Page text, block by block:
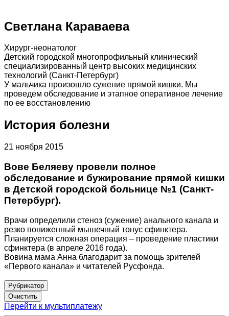
Светлана Караваева
Хирург-неонатолог
Детский городской многопрофильный клинический
специализированный центр высоких медицинских
технологий (Санкт-Петербург)
У мальчика произошло сужение прямой кишки. Мы
проведем обследование и этапное оперативное лечение
по ее восстановлению
История болезни
21 ноября 2015
Вове Беляеву провели полное
обследование и бужирование прямой кишки
в Детской городской больнице №1 (Санкт-
Петербург).
Врачи определили стеноз (сужение) анального канала и
резко пониженный мышечный тонус сфинктера.
Планируется сложная операция – проведение пластики
сфинктера (в апреле 2016 года).
Вовина мама Анна благодарит за помощь зрителей
«Первого канала» и читателей Русфонда.
Рубрикатор
Перейти к мультиплатежу